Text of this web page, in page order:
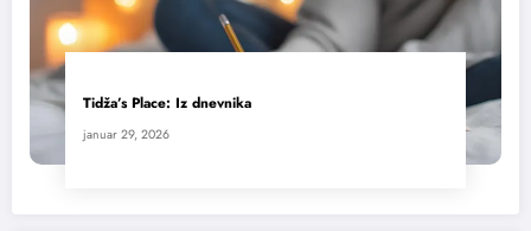
Tidža’s Place: Iz dnevnika
januar 29, 2026